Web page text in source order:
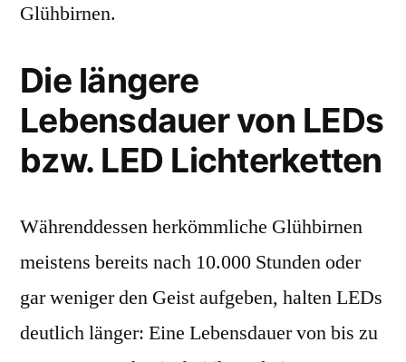
Glühbirnen.
Die längere
Lebensdauer von LEDs
bzw. LED Lichterketten
Währenddessen herkömmliche Glühbirnen
meistens bereits nach 10.000 Stunden oder
gar weniger den Geist aufgeben, halten LEDs
deutlich länger: Eine Lebensdauer von bis zu